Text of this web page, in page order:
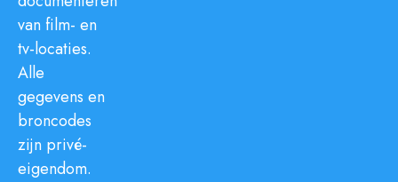
van film- en
tv-locaties.
Alle
gegevens en
broncodes
zijn privé-
eigendom.